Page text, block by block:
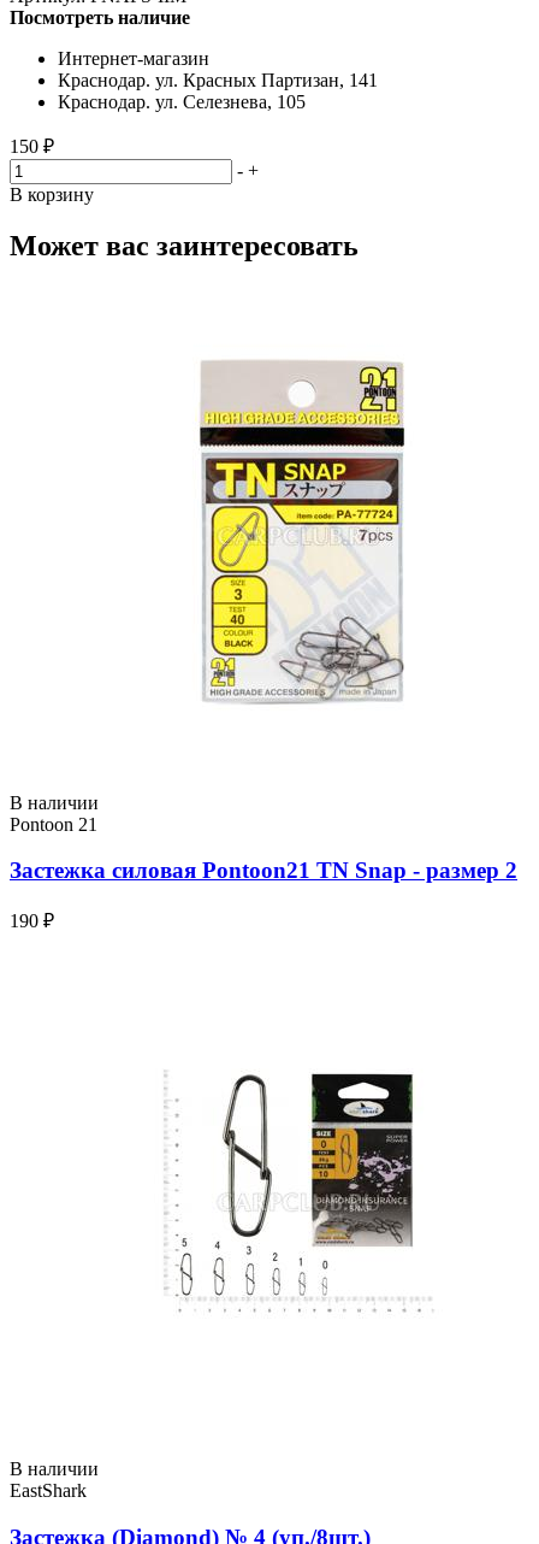
Посмотреть наличие
Интернет-магазин
Краснодар. ул. Красных Партизан, 141
Краснодар. ул. Селезнева, 105
150 ₽
- +
В корзину
Может вас заинтересовать
В наличии
Pontoon 21
Застежка силовая Pontoon21 TN Snap - размер 2
190 ₽
В наличии
EastShark
Застежка (Diamond) № 4 (уп./8шт.)